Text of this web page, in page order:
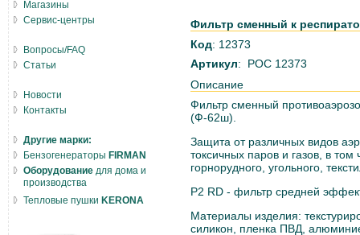
Фильтр сменный к
Код: 12373
Артикул: РОС 12373
Описание
Фильтр сменный
(Ф-62ш).
Защита от различных видов
токсичных паров и газов, в том
горнорудного, угольного,
Р2 RD - фильтр средней
Материалы изделия:
силикон, пленка ПВД,
Магазины
Сервис-центры
Вопросы/FAQ
Статьи
Новости
Контакты
Другие марки:
Бензогенераторы FIRMAN
Оборудование для дома и
производства
Тепловые пушки KERONA